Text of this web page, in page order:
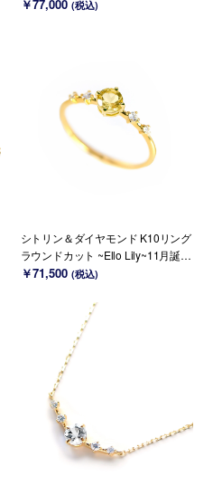
￥77,000 (税込)
シトリン＆ダイヤモンド K10リング
ラウンドカット ~Ello Lily~11月誕生
石(K18/PT変更可能)
￥71,500 (税込)